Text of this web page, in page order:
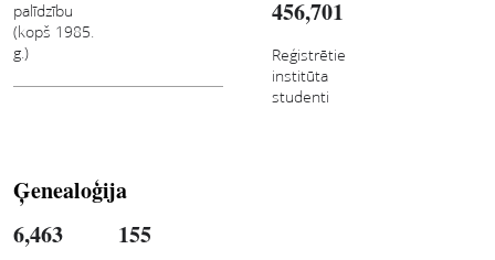
palīdzību
(kopš 1985.
g.)
456,701
Reģistrētie
institūta
studenti
Ģenealoģija
6,463
155